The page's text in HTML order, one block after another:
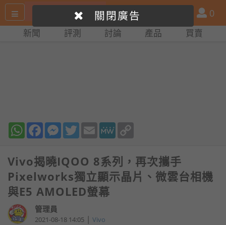
尋
產
品
比
會
員
0
新聞 評測 討論 產品 買賣
WhatsAppFacebookMessenger
TwitterEmail MeWe
Vivo揭曉IQOO 8系列，再次攜手
Pixelworks獨立顯示晶片、微雲台相機
與E5 AMOLED螢幕
管理員
2021-08-18 14:05 | Vivo
關閉廣告